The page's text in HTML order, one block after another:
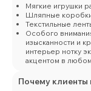
Мягкие игрушки
Шляпные
Текстильные
Особого
изысканности и
интерьер нотку
акцентом в
Почему